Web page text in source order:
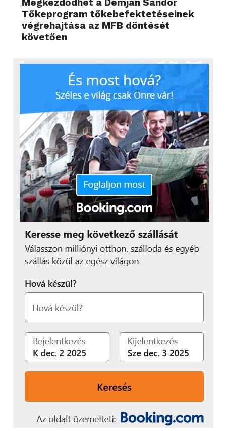
Megkezdődhet a Demján Sándor
Tőkeprogram tőkebefektetéseinek
végrehajtása az MFB döntését
követően